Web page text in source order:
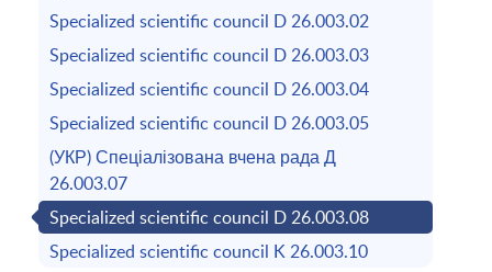
Specialized scientific council D 26.003.02
Specialized scientific council D 26.003.03
Specialized scientific council D 26.003.04
Specialized scientific council D 26.003.05
(УКР) Спеціалізована вчена рада Д
26.003.07
Specialized scientific council D 26.003.08
Specialized scientific council K 26.003.10